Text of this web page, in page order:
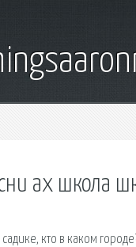
ах школа
садике, кто в каком